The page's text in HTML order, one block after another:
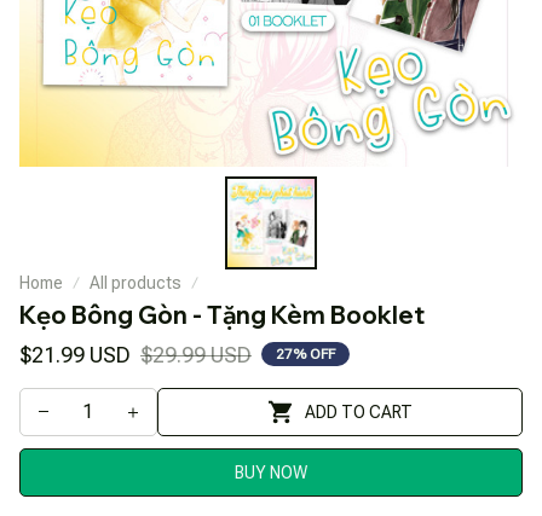
Home All products
Kẹo Bông Gòn - Tặng Kèm Booklet
$21.99 USD $29.99 USD 27% OFF
ADD TO CART
BUY NOW